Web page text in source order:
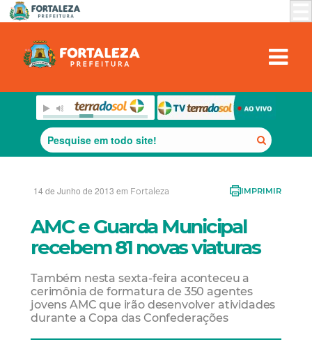
14 de Junho de 2013 em Fortaleza IMPRIMIR
AMC e Guarda Municipal
recebem 81 novas viaturas
Também nesta sexta-feira aconteceu a
cerimônia de formatura de 350 agentes
jovens AMC que irão desenvolver atividades
durante a Copa das Confederações